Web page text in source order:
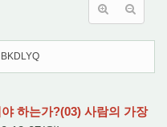
하는가?(03) 사람의 가장